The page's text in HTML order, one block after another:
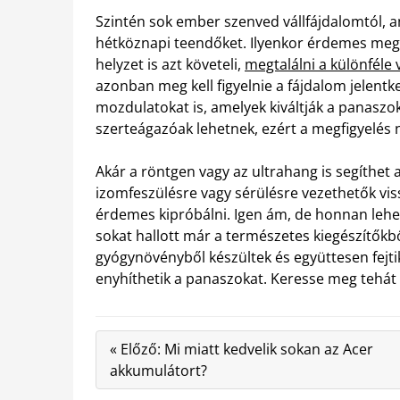
Szintén sok ember szenved vállfájdalomtól,
hétköznapi teendőket. Ilyenkor érdemes
helyzet is azt követeli, megtalálni a különféle
azonban meg kell figyelnie a fájdalom
mozdulatokat is, amelyek kiváltják a
szerteágazóak lehetnek, ezért a megfigyelés
Akár a röntgen vagy az ultrahang is segíthet
izomfeszülésre vagy sérülésre vezethetők
érdemes kipróbálni. Igen ám, de honnan
sokat hallott már a természetes
gyógynövényből készültek és együttesen
enyhíthetik a panaszokat. Keresse meg
« Előző: Mi miatt kedvelik sokan az Acer
akkumulátort?